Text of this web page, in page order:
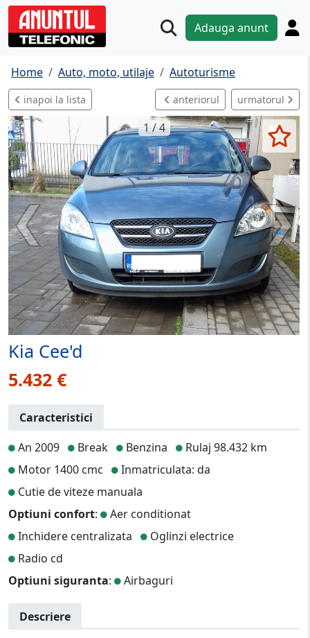
Adauga anunt
Home Auto, moto, utilaje Autoturisme
inapoi la lista anteriorul urmatorul
1 / 4
Kia Cee'd
5.432 €
Caracteristici
An 2009
Break Benzina
Rulaj 98.432 km
Motor 1400 cmc
Inmatriculata: da
Cutie de viteze manuala
Optiuni confort:
Aer conditionat
Inchidere centralizata
Oglinzi electrice
Radio cd
Optiuni siguranta: Airbaguri
Descriere